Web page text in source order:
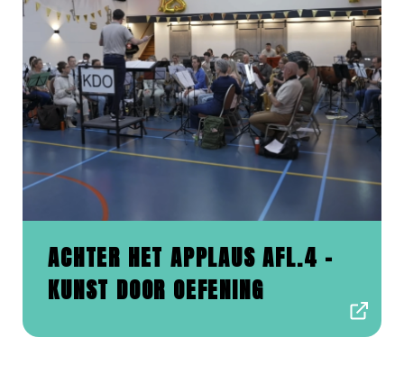
ACHTER HET APPLAUS AFL.4 -
KUNST DOOR OEFENING